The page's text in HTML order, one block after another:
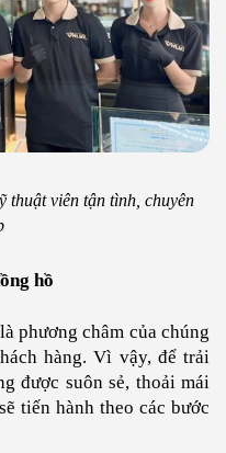
thuật viên tận tình, chuyên
hồ
phương châm của chúng
hàng. Vì vậy, để trải
được suôn sẻ, thoải mái
tiến hành theo các bước